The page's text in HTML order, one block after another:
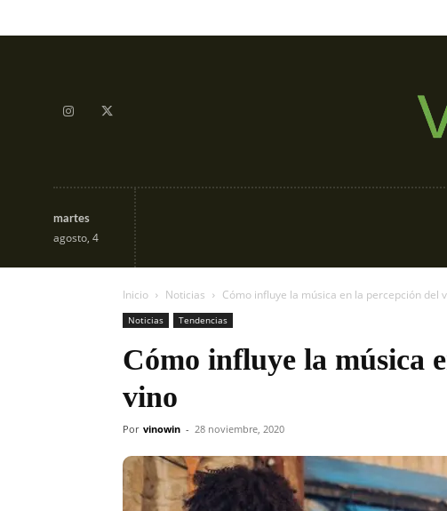
martes
agosto, 4
Inicio Noticias Cómo influye la música en la percepción del
Noticias Tendencias
Cómo influye la música
vino
Por vinowin - 28 noviembre, 2020